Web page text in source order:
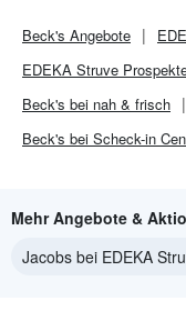
Beck's Angebote
EDEKA Struve
Beck's bei nah & frisch
Beck's bei Scheck-in
Mehr Angebote &
Jacobs bei EDEKA